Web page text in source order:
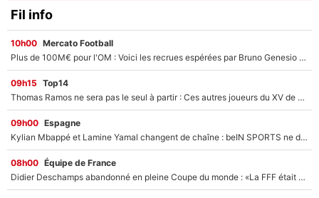
Fil info
10h00 Mercato Football
Plus de 100M€ pour l'OM : Voici les recrues espérées par Bruno Genesio et Grégory Lorenzi après l’opération dégraissage
09h15 Top14
Thomas Ramos ne sera pas le seul à partir : Ces autres joueurs du XV de France pourraient aussi quitter le Stade Toulousain, un club de Top 14 est déjà sur les rangs
09h00 Espagne
Kylian Mbappé et Lamine Yamal changent de chaîne : beIN SPORTS ne digère pas cette décision historique et prédit un fiasco pour la Liga
08h00 Équipe de France
Didier Deschamps abandonné en pleine Coupe du monde : «La FFF était déjà passée à Zinedine Zidane»